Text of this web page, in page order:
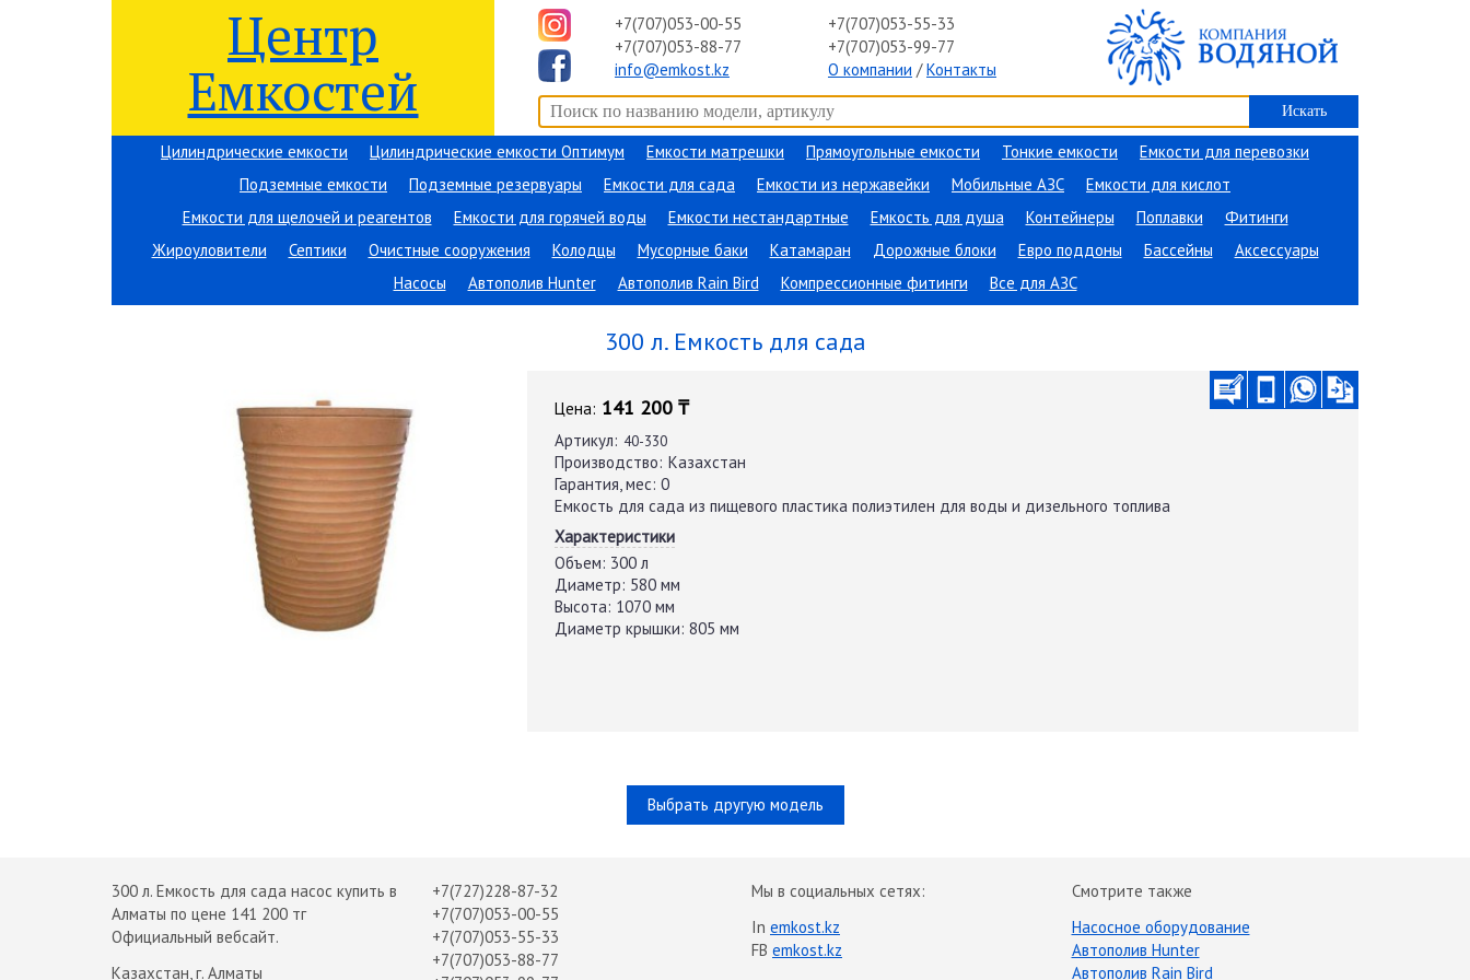
Центр
Емкостей
+7(707)053-00-55
+7(707)053-88-77
info@emkost.kz
+7(707)053-55-33
+7(707)053-99-77
О компании /Контакты
Цилиндрические емкости Цилиндрические емкости Оптимум Емкости матрешки Прямоугольные емкости Тонкие емкости
Емкости для перевозки
Подземные емкости
Подземные резервуары Емкости для сада Емкости из нержавейки Мобильные АЗС
Емкости для кислот
Емкости для щелочей и реагентов
Емкости для горячей воды Емкости нестандартные Емкость для душа Контейнеры Поплавки
Фитинги
Жироуловители
Септики Очистные сооружения Колодцы Мусорные баки Катамаран Дорожные блоки Евро поддоны Бассейны
Аксессуары
Насосы
Автополив Hunter Автополив Rain Bird Компрессионные фитинги Все для АЗС
Емкостное оборудование→Емкости для сада→300 л.
300 л. Емкость для сада
Цена: 141 200 ₸
Артикул: 40-330
Производство: Казахстан
Гарантия, мес: 0
Емкость для сада из пищевого пластика полиэтилен для воды и дизельного топлива
Характеристики
Объем: 300 л
Диаметр: 580 мм
Высота: 1070 мм
Диаметр крышки: 805 мм
Выбрать другую модель
300 л. Емкость для сада насос купить в
Алматы по цене 141 200 тг
Официальный вебсайт.
Казахстан, г. Алматы
+7(727)228-87-32
+7(707)053-00-55
+7(707)053-55-33
+7(707)053-88-77
Мы в социальных сетях:
In emkost.kz
FB emkost.kz
Смотрите также
Насосное оборудование
Автополив Hunter
Автополив Rain Bird